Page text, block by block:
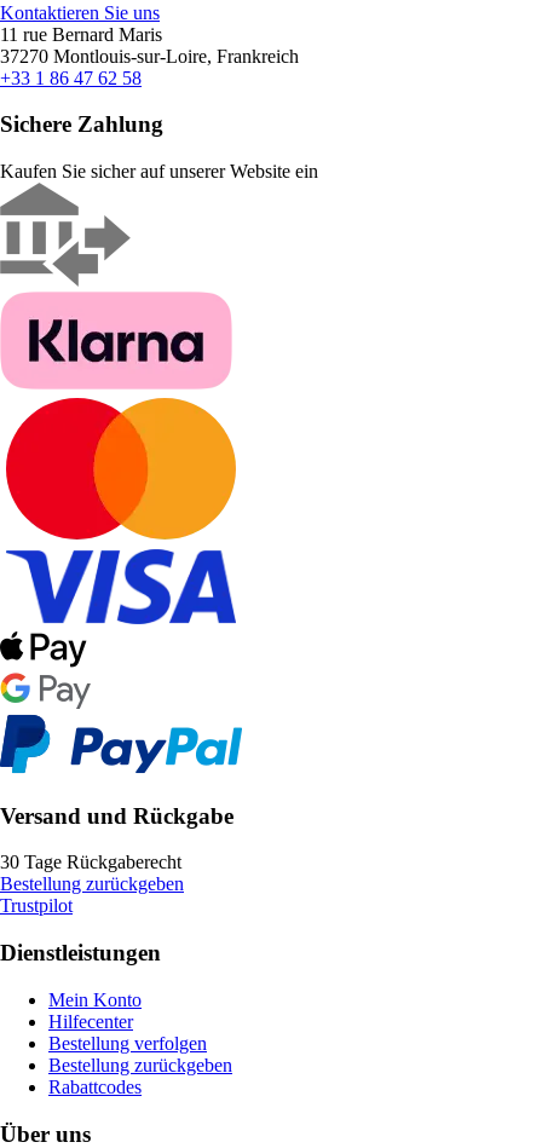
Kontaktieren Sie uns
11 rue Bernard Maris
37270 Montlouis-sur-Loire, Frankreich
+33 1 86 47 62 58
Sichere Zahlung
Kaufen Sie sicher auf unserer Website ein
Versand und Rückgabe
30 Tage Rückgaberecht
Bestellung zurückgeben
Trustpilot
Dienstleistungen
Mein Konto
Hilfecenter
Bestellung verfolgen
Bestellung zurückgeben
Rabattcodes
Über uns